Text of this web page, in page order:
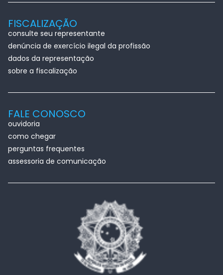
FISCALIZAÇÃO
consulte seu representante
denúncia de exercício ilegal da profissão
dados da representação
sobre a fiscalização
FALE CONOSCO
ouvidoria
como chegar
perguntas frequentes
assessoria de comunicação